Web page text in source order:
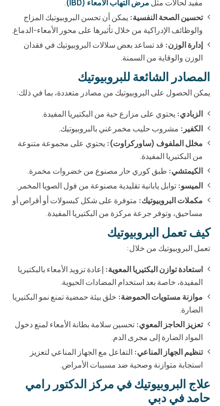
مفيد لحالات مثل مرض التهاب الأمعاء (IBD)
.
تحسين الصحة النفسية: يمكن أن تحسن البروبيوتيك المزاج
والوظائف الإدراكية من خلال تأثيرها على محور الأمعاء-الدماغ.
إدارة الوزن: قد تساعد بعض سلالات البروبيوتيك في فقدان
الوزن والوقاية من السمنة.
المصادر الشائعة للبروبيوتيك
يمكن الحصول على البروبيوتيك من مصادر متعددة، بما في ذلك:
الزبادي: يحتوي على مزارع حية من البكتيريا المفيدة.
الكفير: مشروب حليب مخمر غني بالبروبيوتيك.
مخلل الملفوف (ساوركراوت): يحتوي على مجموعة متنوعة
من البكتيريا المفيدة.
الكيمتشي: طبق كوري حار مصنوع من خضروات مخمرة.
الميسو: توابل يابانية تقليدية مصنوعة من فول الصويا المخمر.
مكملات البروبيوتيك: متوفرة على شكل كبسولات أو أقراص أو
مساحيق، وتوفر جرعة مركزة من البكتيريا المفيدة.
كيف تعمل البروبيوتيك
تعمل البروبيوتيك من خلال:
استعادة توازن البكتيريا المعوية: إعادة تزويد الأمعاء بالبكتيريا
المفيدة، خاصة بعد استخدام المضادات الحيوية.
موازنة مستويات الحموضة: خلق بيئة حمضية تمنع نمو البكتيريا
الضارة.
تعزيز الحاجز المعوي: تحسين سلامة بطانة الأمعاء لمنع دخول
المواد الضارة إلى مجرى الدم.
تنظيم الجهاز المناعي: التفاعل مع الجهاز المناعي لتعزيز
استجابة متوازنة وصحية ضد مسببات الأمراض.
علاج البروبيوتيك في مركز الدكتور رامي
حامد في دبي